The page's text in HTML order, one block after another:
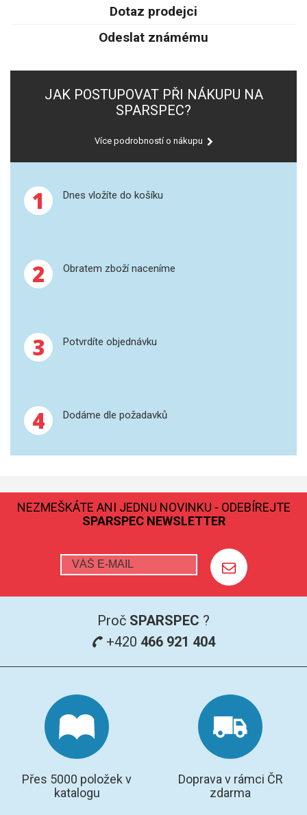
SPEKTROFOTOMETRY
OTEVŘENÝ ROZKLAD
MIKROVLNNÝ ROZKLAD
REAKČNÍ AUTOKLÁVY
LISOVÁNÍ
GRAFITOVÉ KELÍMKY
AFM SONDY
SNOM
KALIBRACE
RAMAN
Dotaz prodejci
Odeslat známému
JAK POSTUPOVAT PŘI NÁKUPU NA
SPARSPEC?
Více podrobností o nákupu
1 Dnes vložíte do košíku
2 Obratem zboží naceníme
3 Potvrdíte objednávku
4 Dodáme dle požadavků
NEZMEŠKÁTE ANI JEDNU NOVINKU - ODEBÍREJTE
SPARSPEC NEWSLETTER
Proč SPARSPEC ?
+420 466 921 404
Přes 5000 položek v
katalogu
Doprava v rámci ČR
zdarma